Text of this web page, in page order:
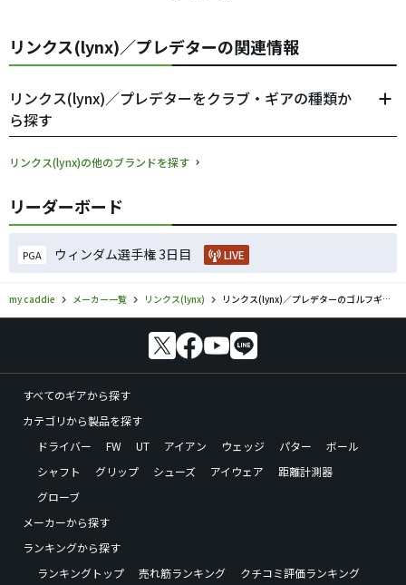
リンクス(lynx)／プレデターの関連情報
リンクス(lynx)／プレデターをクラブ・ギアの種類か
ら探す
リンクス(lynx)の他のブランドを探す
リーダーボード
PGA ウィンダム選手権 3日目 LIVE
my caddie メーカー一覧 リンクス(lynx) リンクス(lynx)／プレデターのゴルフギアの口コミ評価
すべてのギアから探す
カテゴリから製品を探す
ドライバー
FW UT アイアン ウェッジ パター
ボール
シャフト
グリップ シューズ アイウェア
距離計測器
グローブ
メーカーから探す
ランキングから探す
ランキングトップ
売れ筋ランキング
クチコミ評価ランキング